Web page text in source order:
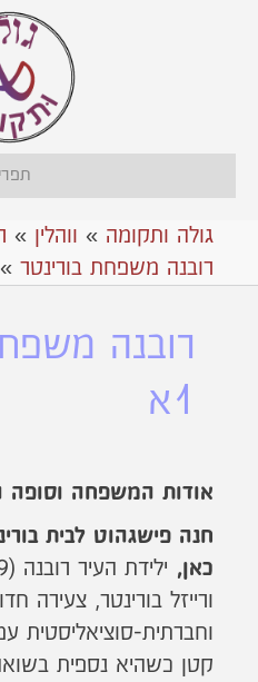
גולה ותקומה » ווהלין »
רובנה משפחת בורינטר »
רובנה
1א
אודות המשפחה וסופה
חנה פישגהוט לבית
כאן,
ורייזל בורינטר, צעירה
וחברתית-סוציאליסטית
קטן כשהיא נספית